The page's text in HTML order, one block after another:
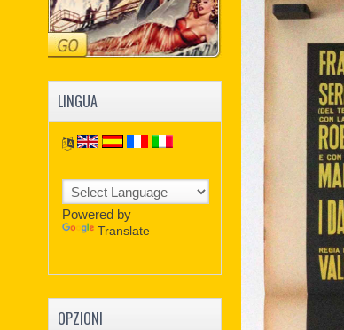
LINGUA
Powered by
Translate
OPZIONI